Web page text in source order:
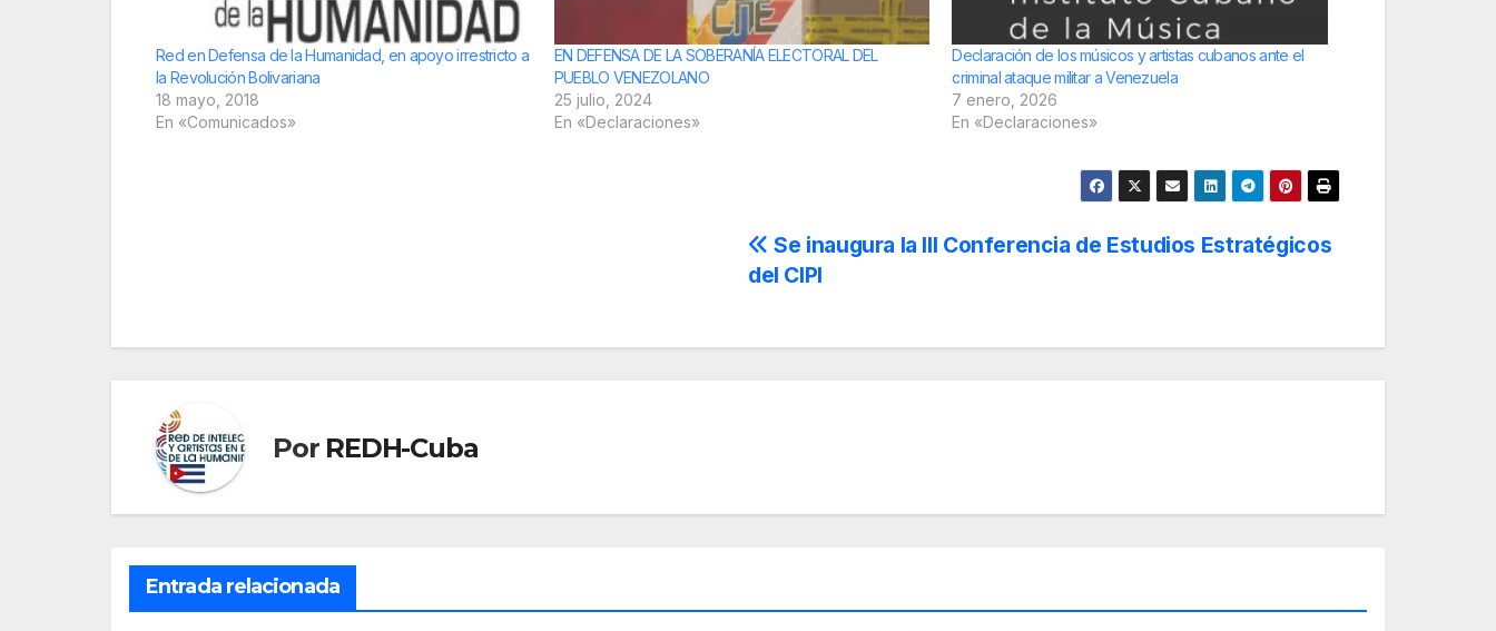
Red en Defensa de la Humanidad, en apoyo irrestricto a
la Revolución Bolivariana
18 mayo, 2018
En «Comunicados»
EN DEFENSA DE LA SOBERANÍA ELECTORAL DEL
PUEBLO VENEZOLANO
25 julio, 2024
En «Declaraciones»
Declaración de los músicos y artistas cubanos ante el
criminal ataque militar a Venezuela
7 enero, 2026
En «Declaraciones»
entradas
Se inaugura la III Conferencia de Estudios Estratégicos
del CIPI
Por REDH-Cuba
Entrada relacionada